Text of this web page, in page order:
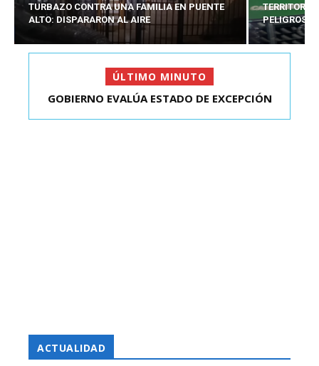
TURBAZO CONTRA UNA FAMILIA EN PUENTE
ALTO: DISPARARON AL AIRE
PELIGROSOS
ÚLTIMO MINUTO
PRESIDENTE KAST ENCABEZA OPERATIVO
GOBIERNO EVALÚA ESTADO DE EXCEPCIÓN
ACTUALIDAD